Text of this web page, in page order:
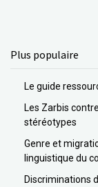
Plus populaire
Le guide
Les Zarbis
stéréotypes
Genre et
linguistique du
Discriminations